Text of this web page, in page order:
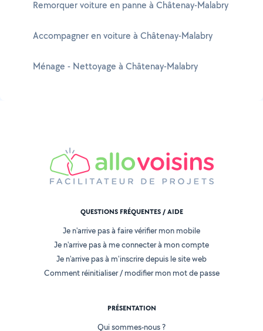
Remorquer voiture en panne à Châtenay-Malabry
Accompagner en voiture à Châtenay-Malabry
Ménage - Nettoyage à Châtenay-Malabry
QUESTIONS FRÉQUENTES / AIDE
Je n'arrive pas à faire vérifier mon mobile
Je n'arrive pas à me connecter à mon compte
Je n'arrive pas à m'inscrire depuis le site web
Comment réinitialiser / modifier mon mot de passe
PRÉSENTATION
Qui sommes-nous ?